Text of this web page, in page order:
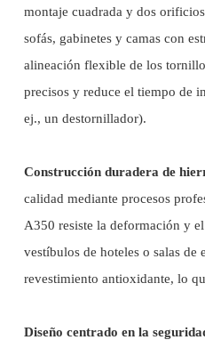
montaje cuadrada y dos
sofás, gabinetes y camas con
alineación flexible de los
precisos y reduce el tiempo de
ej., un destornillador).
Construcción duradera de
calidad mediante procesos
A350 resiste la deformación y
vestíbulos de hoteles o salas de
revestimiento antioxidante, lo
Diseño centrado en la